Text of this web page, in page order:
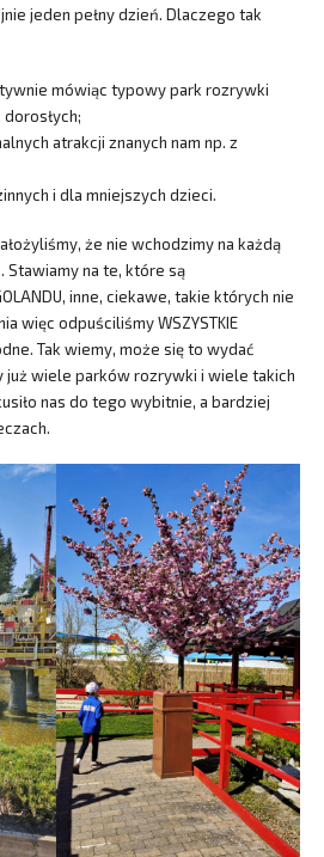
jeden pełny dzień. Dlaczego tak
mówiąc typowy park rozrywki
atrakcji znanych nam np. z
i dla mniejszych dzieci.
że nie wchodzimy na każdą
Stawiamy na te, które są
inne, ciekawe, takie których nie
więc odpuściliśmy WSZYSTKIE
Tak wiemy, może się to wydać
wiele parków rozrywki i wiele takich
nas do tego wybitnie, a bardziej